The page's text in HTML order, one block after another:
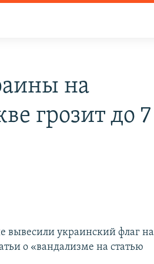
на
грозит до 7
вывесили украинский флаг на
о «вандализме на статью